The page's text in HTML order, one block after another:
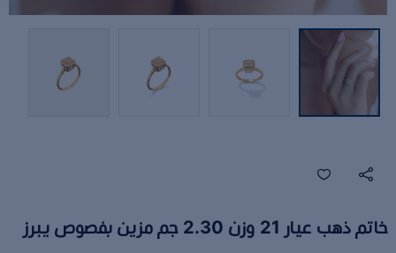
خاتم ذهب عيار 21 وزن 2.30 جم مزين بفصوص يبرز